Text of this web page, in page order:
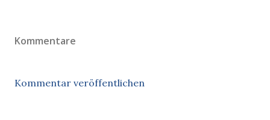
Kommentare
Kommentar veröffentlichen